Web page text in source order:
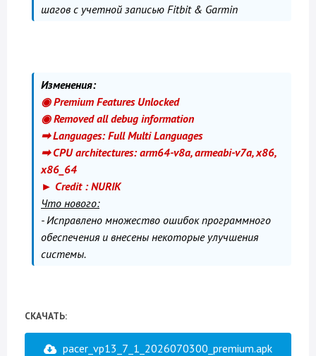
шагов с учетной записью Fitbit & Garmin
Изменения:
◉ Premium Features Unlocked
◉ Removed all debug information
➡ Languages: Full Multi Languages
➡ CPU architectures: arm64-v8a, armeabi-v7a, x86,
x86_64
► Credit : NURIK
Что нового:
- Исправлено множество ошибок программного
обеспечения и внесены некоторые улучшения
системы.
СКАЧАТЬ:
pacer_vp13_7_1_2026070300_premium.apk